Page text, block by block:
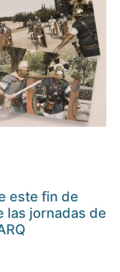
este fin de
las jornadas de